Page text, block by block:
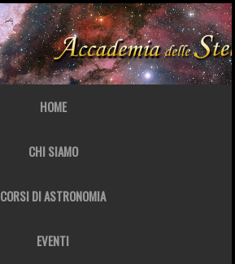
HOME
CHI SIAMO
CORSI DI ASTRONOMIA
EVENTI